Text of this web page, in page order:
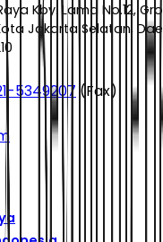
Kby. Lama No.12,
Jakarta Selatan,
5349207 (Fax)